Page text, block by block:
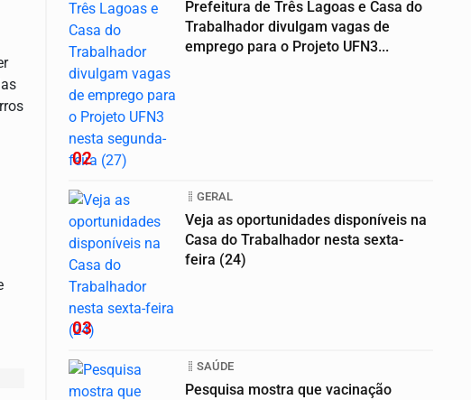
02
Prefeitura de Três Lagoas e Casa do
Trabalhador divulgam vagas de
emprego para o Projeto UFN3...
03
GERAL
Veja as oportunidades disponíveis na
Casa do Trabalhador nesta sexta-
feira (24)
SAÚDE
Pesquisa mostra que vacinação